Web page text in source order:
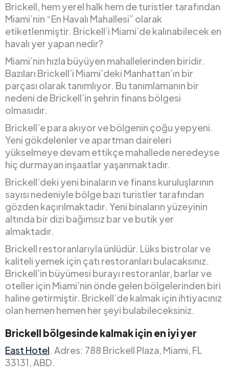
Brickell, hem yerel halk hem de turistler tarafından
Miami’nin “En Havalı Mahallesi” olarak
etiketlenmiştir. Brickell’i Miami’de kalınabilecek en
havalı yer yapan nedir?
Miami’nin hızla büyüyen mahallelerinden biridir.
Bazıları Brickell’i Miami’deki Manhattan’ın bir
parçası olarak tanımlıyor. Bu tanımlamanın bir
nedeni de Brickell’in şehrin finans bölgesi
olmasıdır.
Brickell’e para akıyor ve bölgenin çoğu yepyeni.
Yeni gökdelenler ve apartman daireleri
yükselmeye devam ettikçe mahallede neredeyse
hiç durmayan inşaatlar yaşanmaktadır.
Brickell’deki yeni binaların ve finans kuruluşlarının
sayısı nedeniyle bölge bazı turistler tarafından
gözden kaçırılmaktadır. Yeni binaların yüzeyinin
altında bir dizi bağımsız bar ve butik yer
almaktadır.
Brickell restoranlarıyla ünlüdür. Lüks bistrolar ve
kaliteli yemek için çatı restoranları bulacaksınız.
Brickell’in büyümesi burayı restoranlar, barlar ve
oteller için Miami’nin önde gelen bölgelerinden biri
haline getirmiştir. Brickell’de kalmak için ihtiyacınız
olan hemen hemen her şeyi bulabileceksiniz.
Brickell bölgesinde kalmak için en iyi yer
East Hotel. Adres: 788 Brickell Plaza, Miami, FL
33131, ABD.